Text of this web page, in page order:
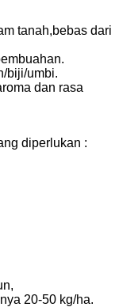
tanah,bebas dari
biji/umbi.
dan rasa
diperlukan :
20-50 kg/ha.